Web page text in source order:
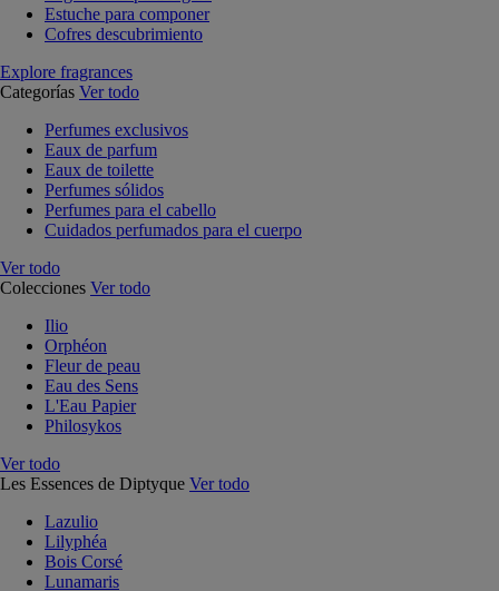
Estuche para componer
Cofres descubrimiento
Explore fragrances
Categorías Ver todo
Perfumes exclusivos
Eaux de parfum
Eaux de toilette
Perfumes sólidos
Perfumes para el cabello
Cuidados perfumados para el cuerpo
Ver todo
Colecciones Ver todo
Ilio
Orphéon
Fleur de peau
Eau des Sens
L'Eau Papier
Philosykos
Ver todo
Les Essences de Diptyque Ver todo
Lazulio
Lilyphéa
Bois Corsé
Lunamaris